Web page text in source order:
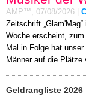
AMP™, 07/08/2026
Zeitschrift
Woche erscheint,
Mal in Folge hat
Männer auf die Plätze
Geldrangliste 2026